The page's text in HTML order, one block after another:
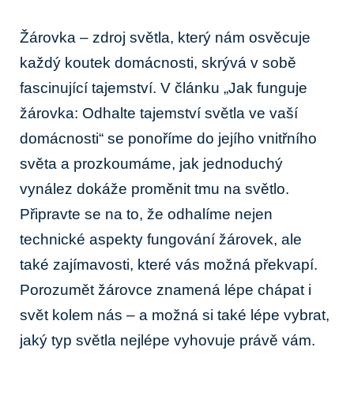
Žárovka – zdroj světla, který nám osvěcuje
každý koutek domácnosti, skrývá v sobě
fascinující tajemství. V článku „Jak funguje
žárovka: Odhalte tajemství světla ve vaší
domácnosti“ se ponoříme do jejího vnitřního
světa a prozkoumáme, jak jednoduchý
vynález dokáže proměnit tmu na světlo.
Připravte se na to, že odhalíme nejen
technické aspekty fungování žárovek, ale
také zajímavosti, které vás možná překvapí.
Porozumět žárovce znamená lépe chápat i
svět kolem nás – a možná si také lépe vybrat,
jaký typ světla nejlépe vyhovuje právě vám.